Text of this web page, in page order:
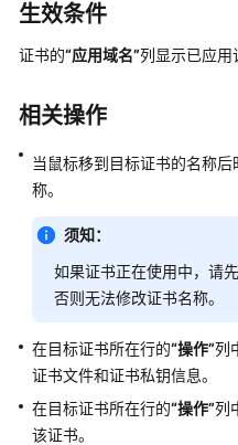
参
见
问
视
频
帮
生效条件
证书的“应用域名”列显示已应用
相关操作
当鼠标移到目标证书的名称后
称。
须知：
如果证书正在使用中，请
否则无法修改证书名称。
在目标证书所在行的“操作”列
证书文件和证书私钥信息。
在目标证书所在行的“操作”列
该证书。